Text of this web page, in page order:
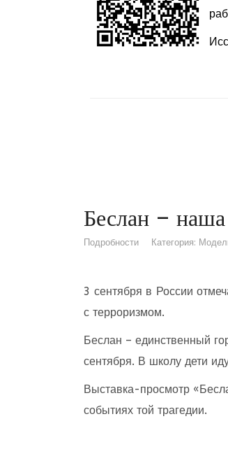
Беслан –
Подробности Категория:
3 сентября в России
с терроризмом.
Беслан – единственный
сентября. В школу дети
Выставка-просмотр
событиях той трагедии.